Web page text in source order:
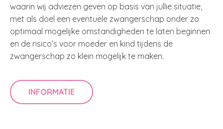
waarin wij adviezen geven op basis van jullie situatie,
met als doel een eventuele zwangerschap onder zo
optimaal mogelijke omstandigheden te laten beginnen
en de risico’s voor moeder en kind tijdens de
zwangerschap zo klein mogelijk te maken.
INFORMATIE